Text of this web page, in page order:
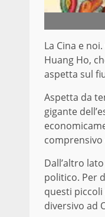
La Cina e
Huang Ho,
aspetta sul
Aspetta da
gigante
Dall’altro
politico. Per
questi
diversivo ad